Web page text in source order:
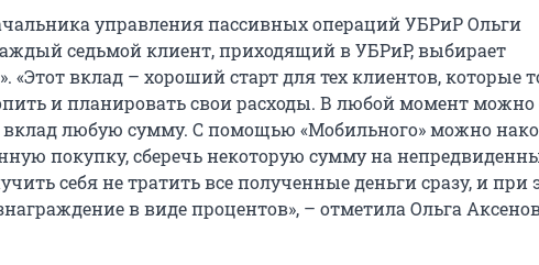
управления пассивных операций УБРиР Ольги
седьмой клиент, приходящий в УБРиР, выбирает
«Этот вклад – хороший старт для тех клиентов, которые
и планировать свои расходы. В любой момент можно
вклад любую сумму. С помощью «Мобильного» можно
покупку, сберечь некоторую сумму на
себя не тратить все полученные деньги сразу, и при
в виде процентов», – отметила Ольга